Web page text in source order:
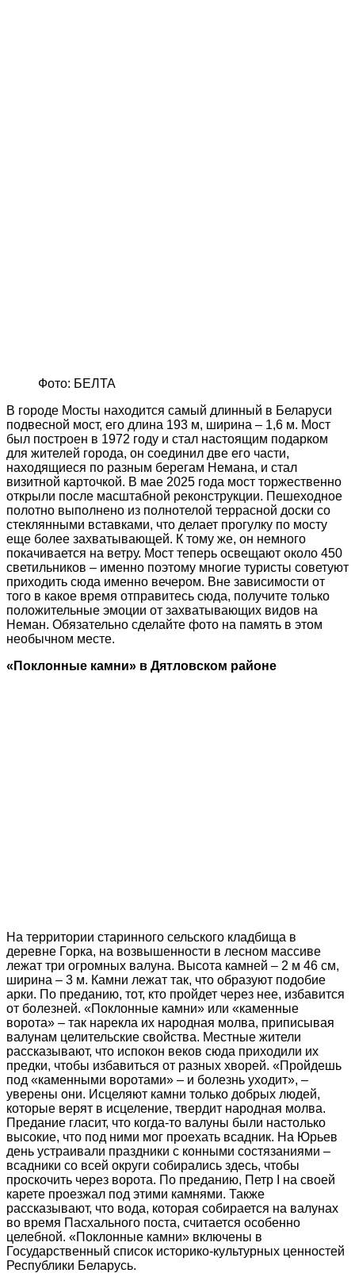
Фото: БЕЛТА
В городе Мосты находится самый длинный в Беларуси
подвесной мост, его длина 193 м, ширина – 1,6 м. Мост
был построен в 1972 году и стал настоящим подарком
для жителей города, он соединил две его части,
находящиеся по разным берегам Немана, и стал
визитной карточкой. В мае 2025 года мост торжественно
открыли после масштабной реконструкции. Пешеходное
полотно выполнено из полнотелой террасной доски со
стеклянными вставками, что делает прогулку по мосту
еще более захватывающей. К тому же, он немного
покачивается на ветру. Мост теперь освещают около 450
светильников – именно поэтому многие туристы советуют
приходить сюда именно вечером. Вне зависимости от
того в какое время отправитесь сюда, получите только
положительные эмоции от захватывающих видов на
Неман. Обязательно сделайте фото на память в этом
необычном месте.
«Поклонные камни» в Дятловском районе
На территории старинного сельского кладбища в
деревне Горка, на возвышенности в лесном массиве
лежат три огромных валуна. Высота камней – 2 м 46 см,
ширина – 3 м. Камни лежат так, что образуют подобие
арки. По преданию, тот, кто пройдет через нее, избавится
от болезней. «Поклонные камни» или «каменные
ворота» – так нарекла их народная молва, приписывая
валунам целительские свойства. Местные жители
рассказывают, что испокон веков сюда приходили их
предки, чтобы избавиться от разных хворей. «Пройдешь
под «каменными воротами» – и болезнь уходит», –
уверены они. Исцеляют камни только добрых людей,
которые верят в исцеление, твердит народная молва.
Предание гласит, что когда-то валуны были настолько
высокие, что под ними мог проехать всадник. На Юрьев
день устраивали праздники с конными состязаниями –
всадники со всей округи собирались здесь, чтобы
проскочить через ворота. По преданию, Петр I на своей
карете проезжал под этими камнями. Также
рассказывают, что вода, которая собирается на валунах
во время Пасхального поста, считается особенно
целебной. «Поклонные камни» включены в
Государственный список историко-культурных ценностей
Республики Беларусь.